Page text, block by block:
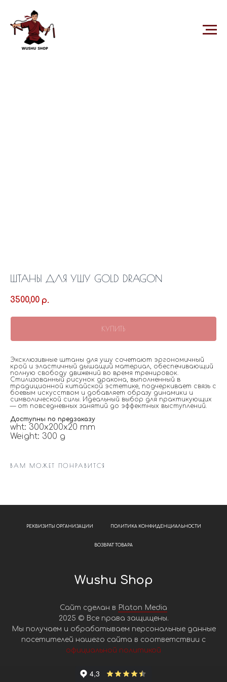
ШТАНЫ ДЛЯ УШУ GOLD DRAGON
3500,00 р.
КУПИТЬ
Эксклюзивные штаны для ушу сочетают эргономичный
крой и эластичный дышащий материал, обеспечивающий
полную свободу движений во время тренировок.
Стилизованный рисунок дракона, выполненный в
традиционной китайской эстетике, подчеркивает связь с
боевым искусством и добавляет образу динамики и
символической силы. Идеальный выбор для практикующих
— от повседневных занятий до эффектных выступлений.
Доступны по предзаказу
wht: 300x200x20 mm
Weight: 300 g
ВАМ МОЖЕТ ПОНРАВИТСЯ
РЕКВИЗИТЫ ОРГАНИЗАЦИИ ПОЛИТИКА КОНФИДЕНЦИАЛЬНОСТИ
ВОЗВРАТ ТОВАРА
Wushu Shop
Сайт сделан в Platon Media
2025 © Все права защищены.
Мы получаем и обрабатываем персональные данные
посетителей нашего сайта в соответствии с
официальной политикой